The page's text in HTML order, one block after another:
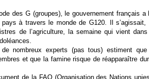
des G (groupes), le gouvernement français
à travers le monde de G120. Il
de l’agriculture, la semaine qui vient
nombreux experts (pas tous) estiment
et que la famine risque de réapparaître
de la FAO (Organisation des Nations